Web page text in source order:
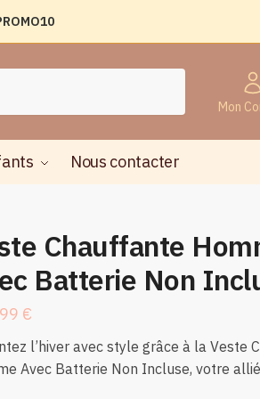
Mon
Nous contacter
Chauffante
Batterie Non
€
l’hiver avec style grâce à la Veste
Avec Batterie Non Incluse, votre